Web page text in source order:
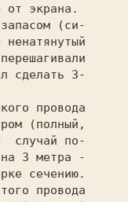
от экрана.
сделать 3-
(полный,
случай по-
3 метра -
сечению.
провода